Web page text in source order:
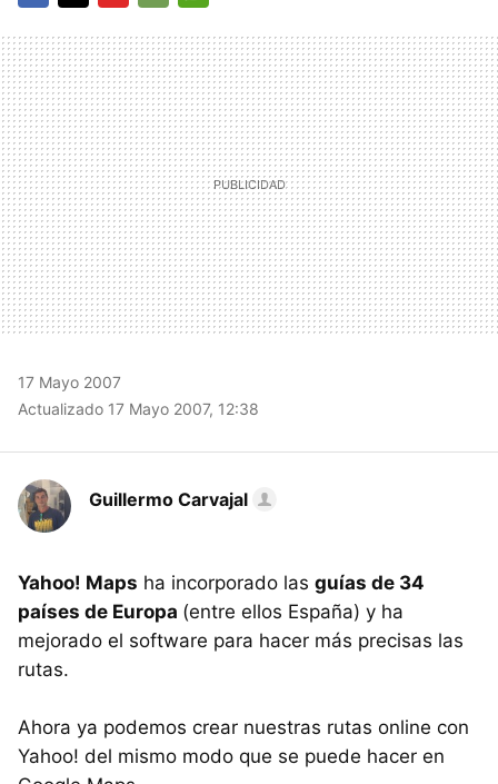
MAIL
17 Mayo 2007
Actualizado 17 Mayo 2007, 12:38
Guillermo Carvajal
Yahoo! Maps ha incorporado las guías de 34
países de Europa (entre ellos España) y ha
mejorado el software para hacer más precisas las
rutas.
Ahora ya podemos crear nuestras rutas online con
Yahoo! del mismo modo que se puede hacer en